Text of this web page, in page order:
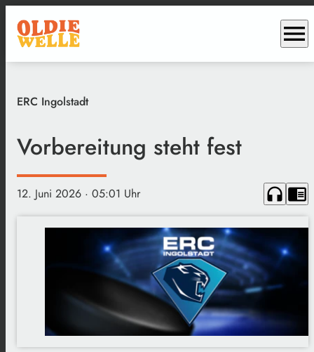
menu
ERC Ingolstadt
Vorbereitung steht fest
12. Juni 2026 · 05:01 Uhr headphones chrome_reader_mode